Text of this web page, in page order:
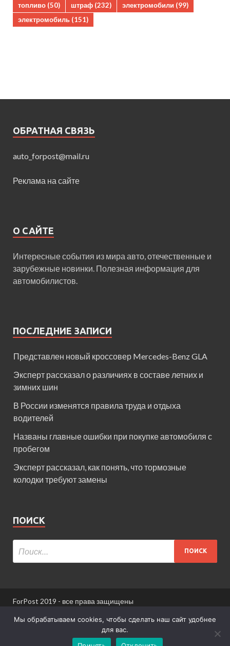
топливо (50) штраф (232) электромобили (99)
электромобиль (151)
ОБРАТНАЯ СВЯЗЬ
auto_forpost@mail.ru
Реклама на сайте
О САЙТЕ
Интересные события из мира авто, отечественные и
зарубежные новинки. Полезная информация для
автомобилистов.
ПОСЛЕДНИЕ ЗАПИСИ
Представлен новый кроссовер Mercedes-Benz GLA
Эксперт рассказал о различиях в составе летних и
зимних шин
В России изменятся правила труда и отдыха
водителей
Названы главные ошибки при покупке автомобиля с
пробегом
Эксперт рассказал, как понять, что тормозные
колодки требуют замены
ПОИСК
ForPost 2019 - все права защищены
При использовании материалов сайта ссылка
Мы обрабатываем cookies, чтобы сделать наш сайт удобнее
для вас.